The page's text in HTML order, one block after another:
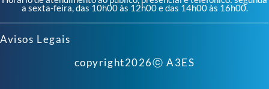
a sexta-feira, das 10h00 às 12h00 e das 14h00 às 16h00.
Avisos Legais
copyright2026ⓒ A3ES